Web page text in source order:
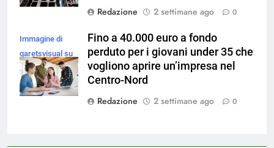
Redazione
2 settimane ago 0
Immagine di
garetsvisual su
Magnific
Fino a 40.000 euro a fondo
perduto per i giovani under 35 che
vogliono aprire un’impresa nel
Centro-Nord
Redazione
2 settimane ago 0